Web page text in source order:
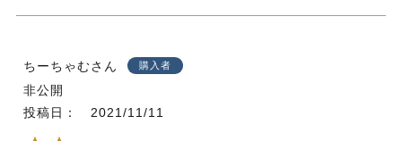
ちーちゃむ 購入者
非公開
投稿日
2021/11/11